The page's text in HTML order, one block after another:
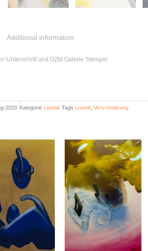
Additional information
Unterschrift und OZM Galerie Stempel.
2020 Kategorie Loomit Tags Loomit, Verschmilzung